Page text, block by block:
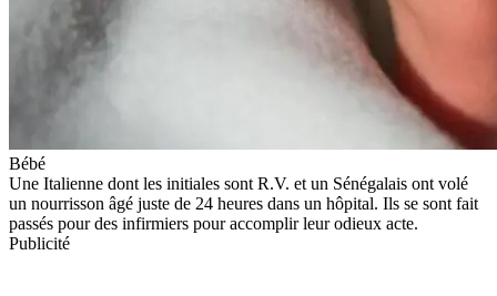
Bébé
Une Italienne dont les initiales sont R.V. et un Sénégalais ont volé
un nourrisson âgé juste de 24 heures dans un hôpital. Ils se sont fait
passés pour des infirmiers pour accomplir leur odieux acte.
Publicité